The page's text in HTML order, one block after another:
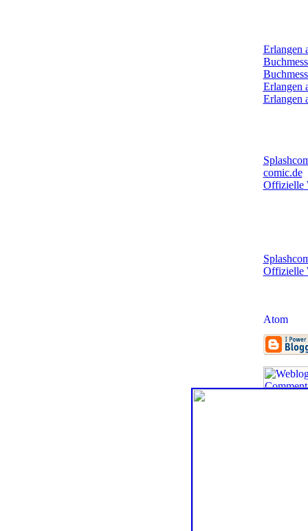
Erlangen
Erlangen
Erlangen
comic.de
Offizielle
Offizielle